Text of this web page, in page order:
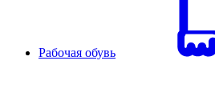
Рабочая обувь